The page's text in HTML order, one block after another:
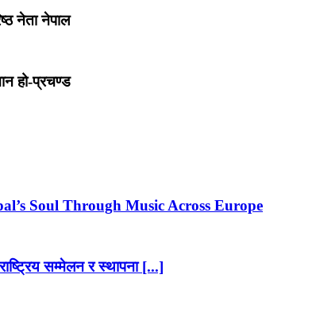
नेता नेपाल
हो-प्रचण्ड
Soul Through Music Across Europe
सम्मेलन र स्थापना [...]